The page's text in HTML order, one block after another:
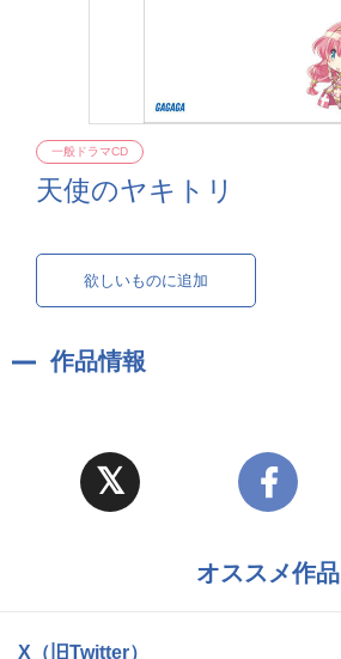
天使のヤキトリ
一般ドラマCD
欲しいものに追加
作品情報
オススメ作品
X（旧Twitter）